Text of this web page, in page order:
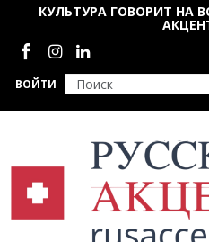
Перейти к основному
ВОЙТИ
КУЛЬТУРА ГОВОРИТ НА
Социальные сети